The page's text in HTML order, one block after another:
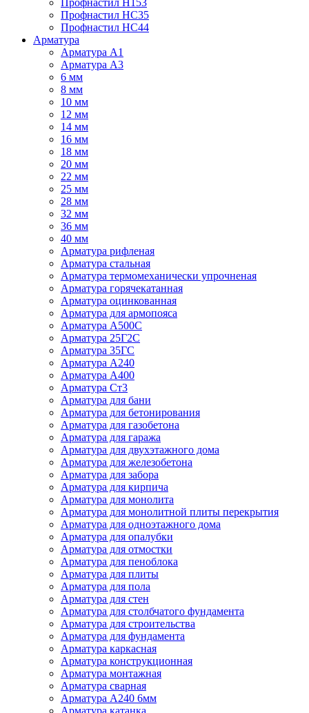
Профнастил Н153
Профнастил НС35
Профнастил НС44
Арматура
Арматура А1
Арматура А3
6 мм
8 мм
10 мм
12 мм
14 мм
16 мм
18 мм
20 мм
22 мм
25 мм
28 мм
32 мм
36 мм
40 мм
Арматура рифленая
Арматура стальная
Арматура термомеханически упрочненая
Арматура горячекатанная
Арматура оцинкованная
Арматура для армопояса
Арматура A500С
Арматура 25Г2С
Арматура 35ГС
Арматура А240
Арматура А400
Арматура Ст3
Арматура для бани
Арматура для бетонирования
Арматура для газобетона
Арматура для гаража
Арматура для двухэтажного дома
Арматура для железобетона
Арматура для забора
Арматура для кирпича
Арматура для монолита
Арматура для монолитной плиты перекрытия
Арматура для одноэтажного дома
Арматура для опалубки
Арматура для отмостки
Арматура для пеноблока
Арматура для плиты
Арматура для пола
Арматура для стен
Арматура для столбчатого фундамента
Арматура для строительства
Арматура для фундамента
Арматура каркасная
Арматура конструкционная
Арматура монтажная
Арматура сварная
Арматура А240 6мм
Арматура катанка